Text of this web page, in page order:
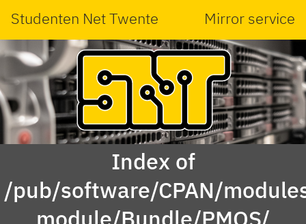
Studenten Net Twente Mirror service
Index of
/pub/software/CPAN/